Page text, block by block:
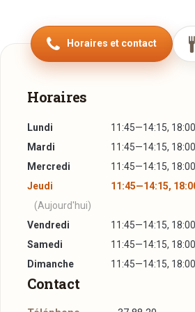
entrées, de pâtes, de viandes,
desserts)qui apporteront la qualité
avec plaisir de vous accueillir dans
familiaux, d amis ou purement
Ne pas hésiter à vous renseigner
toutes vos
à chacun d entre vous, les variantes
et à toutes
Dans l attente de vous accueillir
satisfaction dans notre
Horaires et contact
Horaires
Lundi
11:45—14:15,
Mardi
11:45—14:15,
Mercredi
11:45—14:15,
Jeudi
11:45—14:15,
(Aujourd'hui)
Vendredi
11:45—14:15,
Samedi
11:45—14:15,
Dimanche
11:45—14:15,
Contact